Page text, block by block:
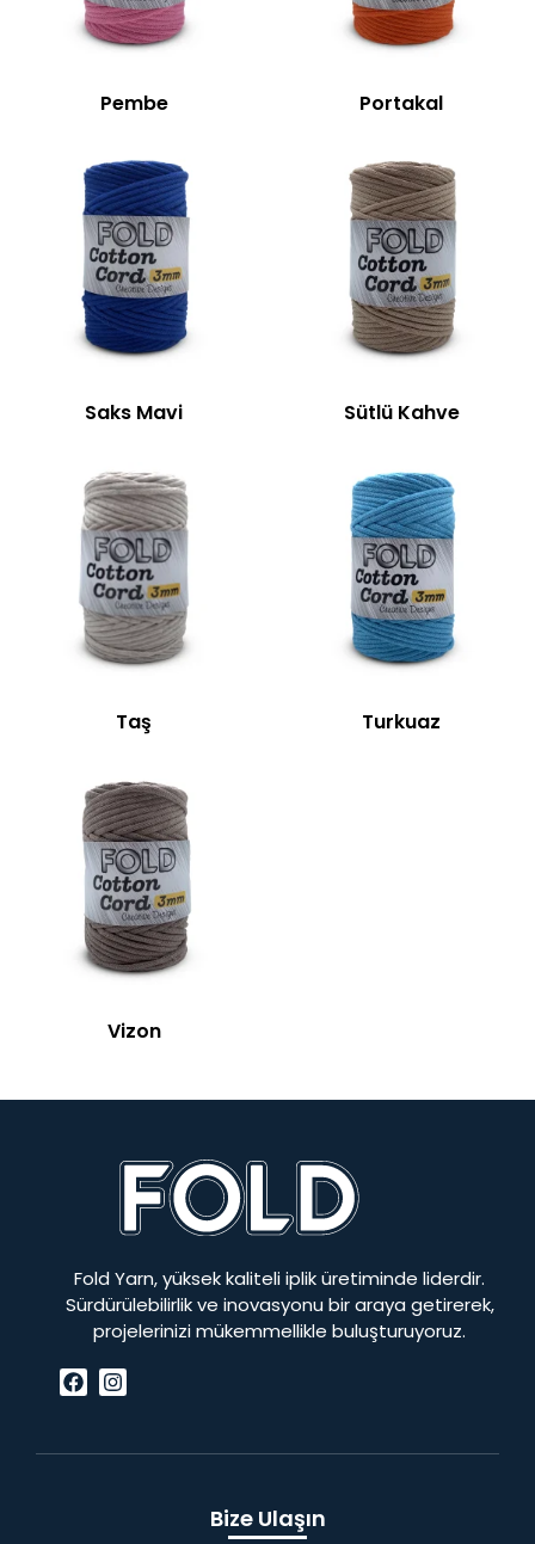
Pembe Portakal
Saks Mavi Sütlü Kahve
Taş Turkuaz
Vizon
Fold Yarn, yüksek kaliteli iplik üretiminde liderdir.
Sürdürülebilirlik ve inovasyonu bir araya getirerek,
projelerinizi mükemmellikle buluşturuyoruz.
Bize Ulaşın